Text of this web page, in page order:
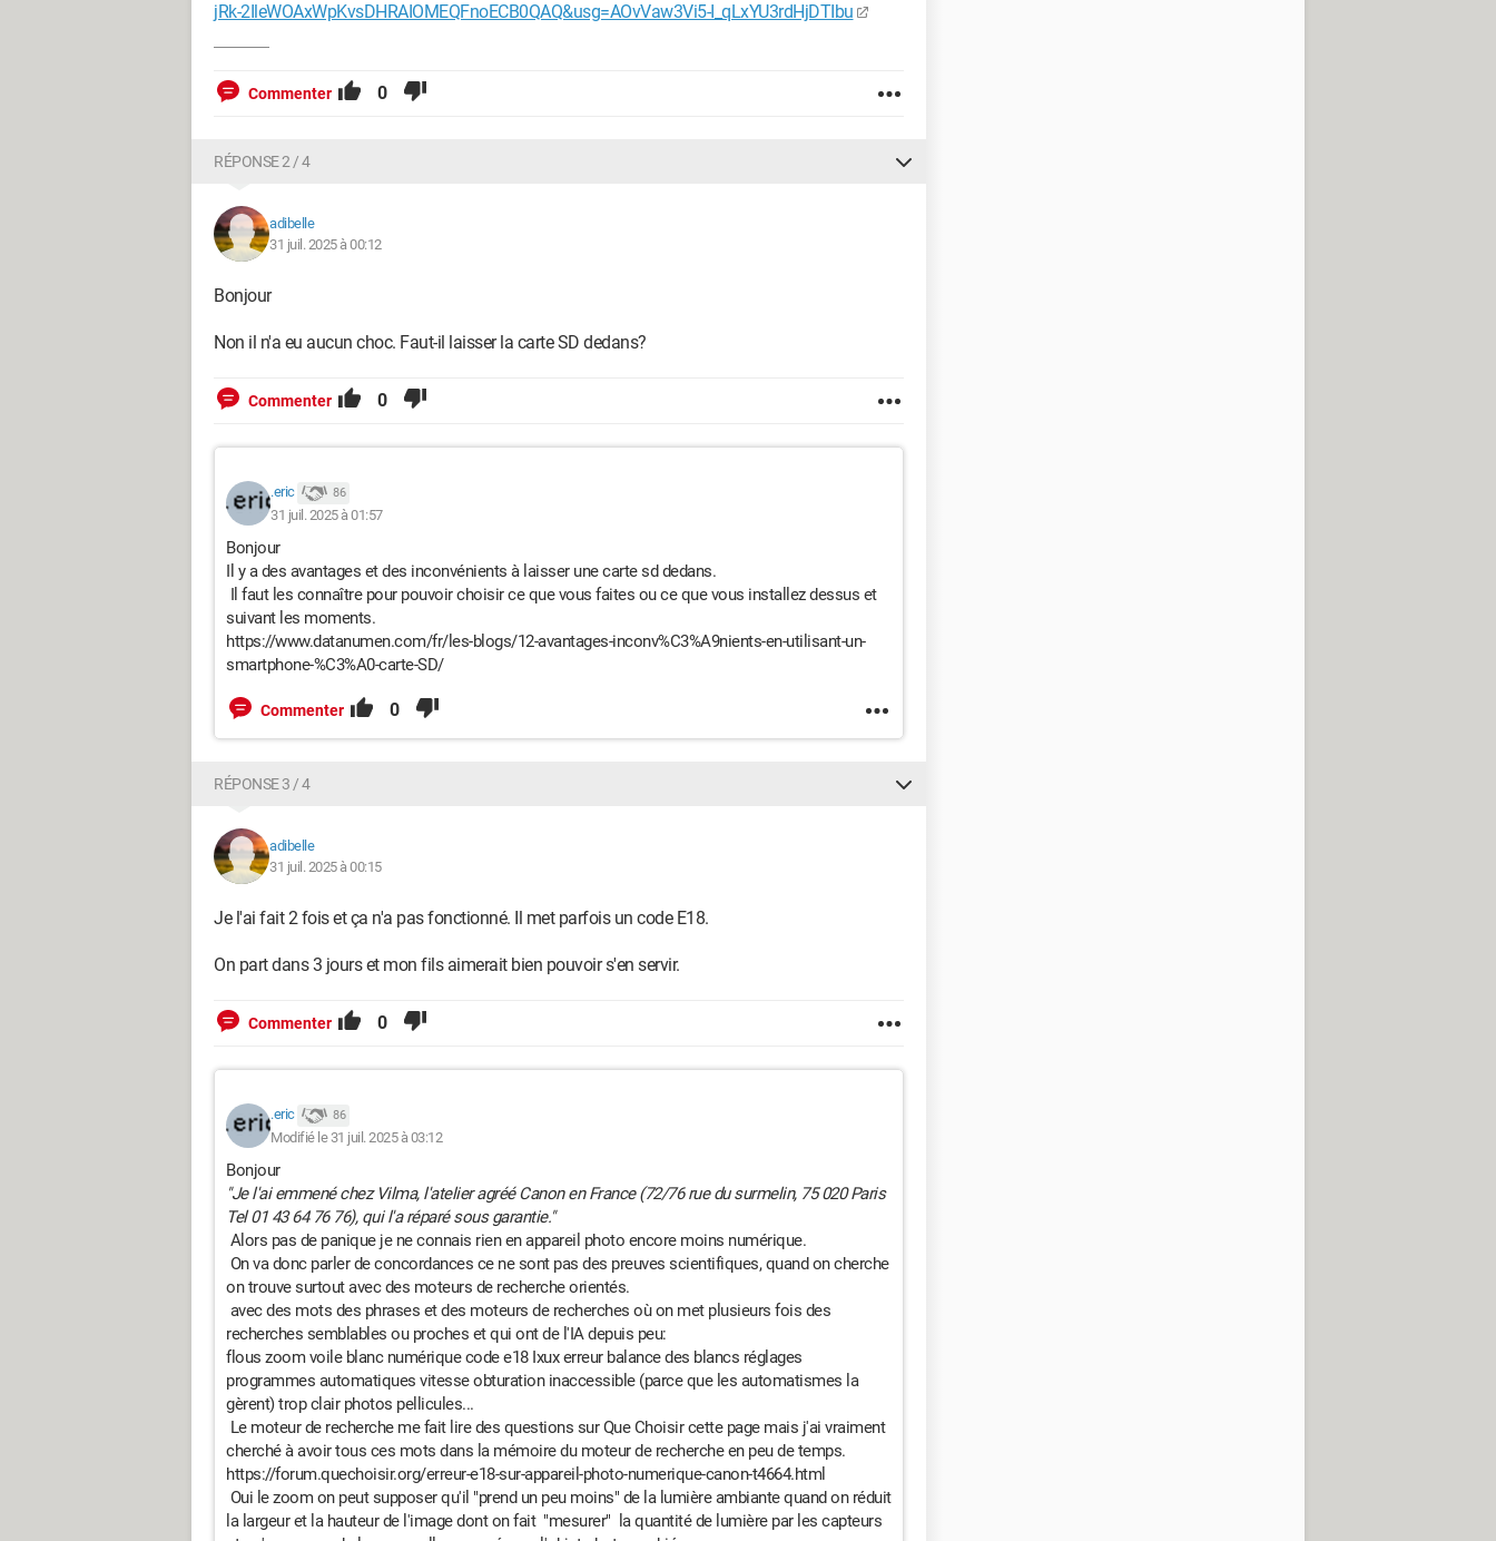
jRk-2IleWOAxWpKvsDHRAIOMEQFnoECB0QAQ&usg=AOvVaw3Vi5-I_qLxYU3rdHjDTIbu
Commenter 0
RÉPONSE 2 / 4
adibelle
31 juil. 2025 à 00:12
Bonjour
Non il n'a eu aucun choc. Faut-il laisser la carte SD dedans?
Commenter 0
.eric 86
31 juil. 2025 à 01:57
Bonjour
Il y a des avantages et des inconvénients à laisser une carte sd dedans.
Il faut les connaître pour pouvoir choisir ce que vous faites ou ce que vous installez dessus et
suivant les moments.
https://www.datanumen.com/fr/les-blogs/12-avantages-inconv%C3%A9nients-en-utilisant-un-
smartphone-%C3%A0-carte-SD/
Commenter 0
RÉPONSE 3 / 4
adibelle
31 juil. 2025 à 00:15
Je l'ai fait 2 fois et ça n'a pas fonctionné. Il met parfois un code E18.
On part dans 3 jours et mon fils aimerait bien pouvoir s'en servir.
Commenter 0
.eric 86
Modifié le 31 juil. 2025 à 03:12
Bonjour
"Je l'ai emmené chez Vilma, l'atelier agréé Canon en France (72/76 rue du surmelin, 75 020 Paris
Tel 01 43 64 76 76), qui l'a réparé sous garantie."
Alors pas de panique je ne connais rien en appareil photo encore moins numérique.
On va donc parler de concordances ce ne sont pas des preuves scientifiques, quand on cherche
on trouve surtout avec des moteurs de recherche orientés.
avec des mots des phrases et des moteurs de recherches où on met plusieurs fois des
recherches semblables ou proches et qui ont de l'IA depuis peu:
flous zoom voile blanc numérique code e18 Ixux erreur balance des blancs réglages
programmes automatiques vitesse obturation inaccessible (parce que les automatismes la
gèrent) trop clair photos pellicules...
Le moteur de recherche me fait lire des questions sur Que Choisir cette page mais j'ai vraiment
cherché à avoir tous ces mots dans la mémoire du moteur de recherche en peu de temps.
https://forum.quechoisir.org/erreur-e18-sur-appareil-photo-numerique-canon-t4664.html
Oui le zoom on peut supposer qu'il "prend un peu moins" de la lumière ambiante quand on réduit
la largeur et la hauteur de l'image dont on fait "mesurer" la quantité de lumière par les capteurs